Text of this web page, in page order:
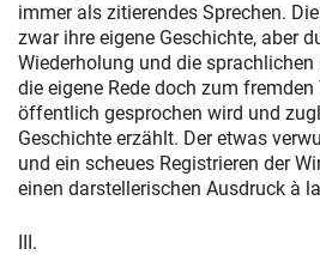
immer als zitierendes Sprechen.
zwar ihre eigene Geschichte, aber
Wiederholung und die
die eigene Rede doch zum fremden
öffentlich gesprochen wird und
Geschichte erzählt. Der etwas
und ein scheues Registrieren der
einen darstellerischen Ausdruck à
III.